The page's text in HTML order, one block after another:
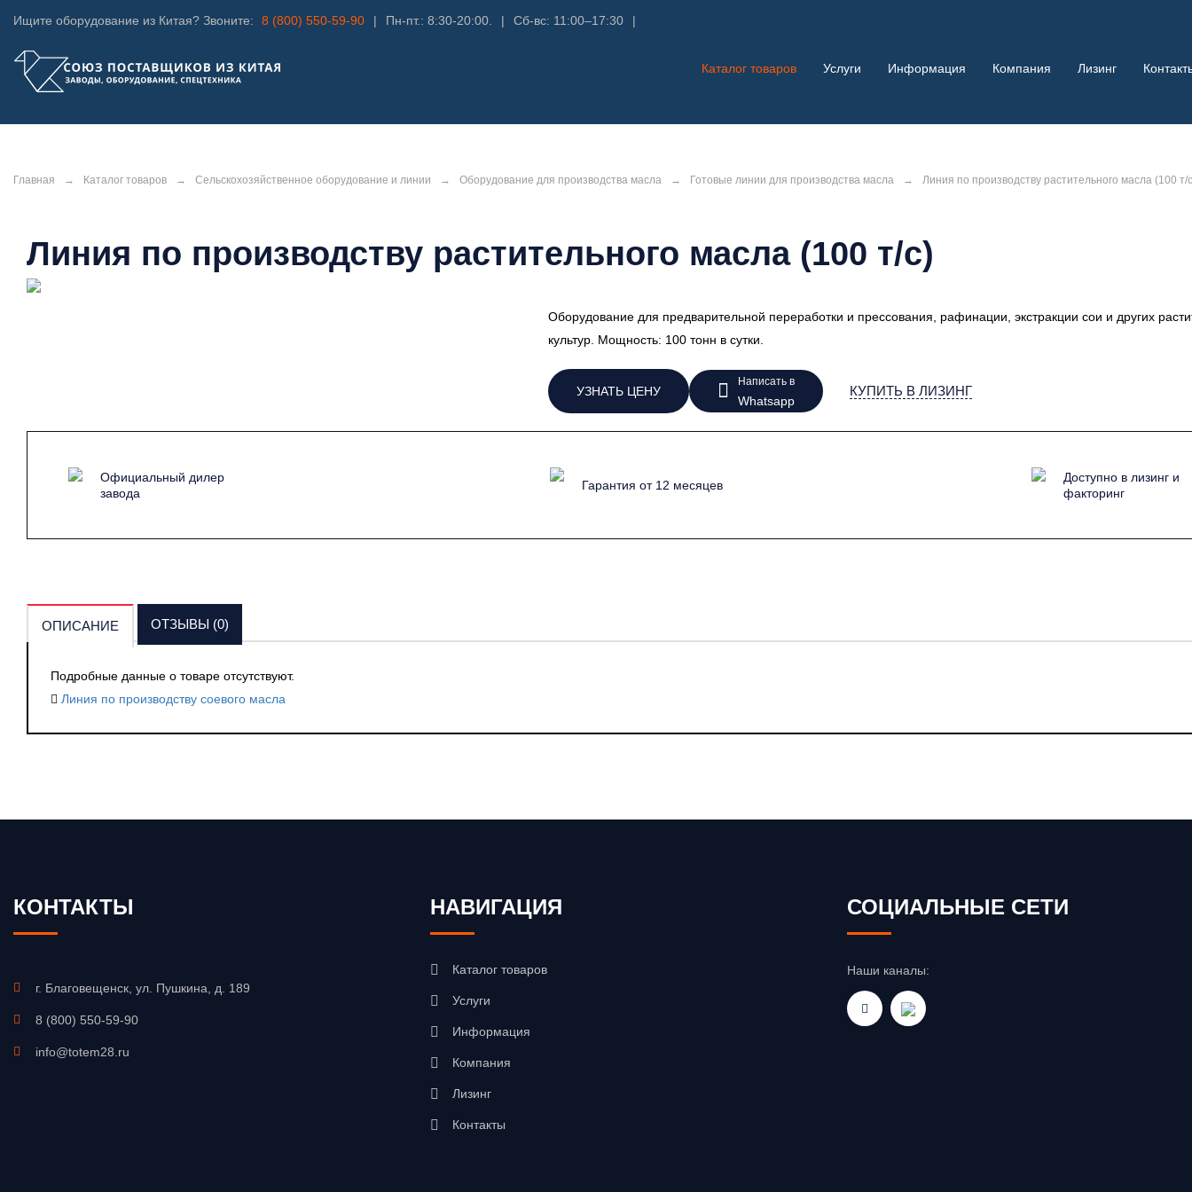
Ищите оборудование из Китая? Звоните: 8 (800) 550-59-90 | Пн-пт.: 8:30-20:00. | Сб-вс: 11:00–17:30 |
Каталог товаров Услуги Информация Компания Лизинг
Главная → Каталог товаров → Сельскохозяйственное оборудование и линии → Оборудование для производства масла → Готовые линии для производства масла → Линия по производству растительного масла (100 т/
Линия по производству растительного масла (100 т/с)
Оборудование для предварительной переработки и прессования, рафинации, экстракции сои и других
культур. Мощность: 100 тонн в сутки.
УЗНАТЬ ЦЕНУ
Написать в
Whatsapp
КУПИТЬ В ЛИЗИНГ
Официальный дилер
завода
Гарантия от 12 месяцев
Доступно в лизинг и
факторинг
ОПИСАНИЕ ОТЗЫВЫ (0)
Подробные данные о товаре отсутствуют.
Линия по производству соевого масла
КОНТАКТЫ
г. Благовещенск, ул. Пушкина, д. 189
8 (800) 550-59-90
info@totem28.ru
НАВИГАЦИЯ
Каталог товаров
Услуги
Информация
Компания
Лизинг
Контакты
СОЦИАЛЬНЫЕ СЕТИ
Наши каналы: